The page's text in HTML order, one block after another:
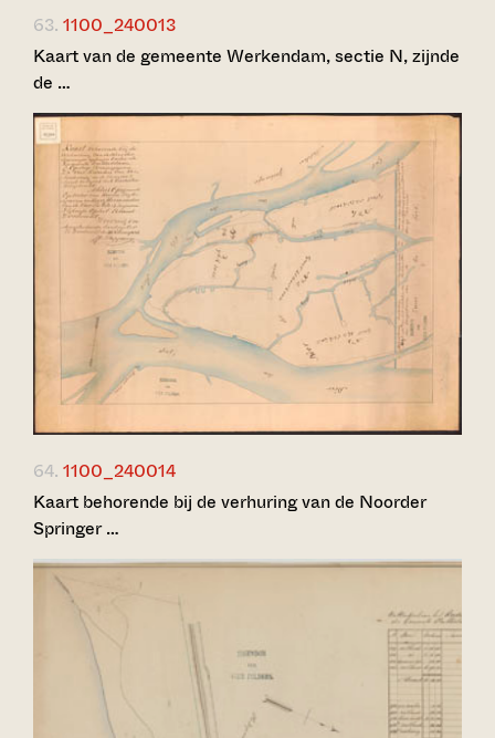
63. 1100_240013
Kaart van de gemeente Werkendam, sectie N, zijnde
de …
64. 1100_240014
Kaart behorende bij de verhuring van de Noorder
Springer …